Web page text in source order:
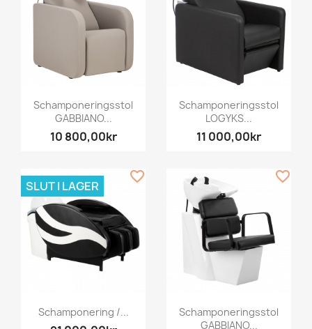
Schamponeringsstol
GABBIANO...
10 800,00kr
Schamponeringsstol
LOGYKS...
11 000,00kr
Schamponering /...
SLUT I LAGER
favorite_border
Schamponeringsstol
GABBIANO...
favorite_border